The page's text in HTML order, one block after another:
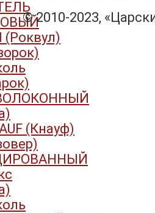
(Роквул)
(Кнауф)
© 2010-2023,